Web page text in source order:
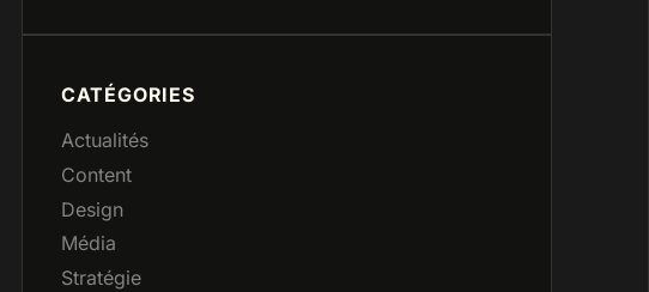
CATÉGORIES
Actualités
Content
Design
Média
Stratégie